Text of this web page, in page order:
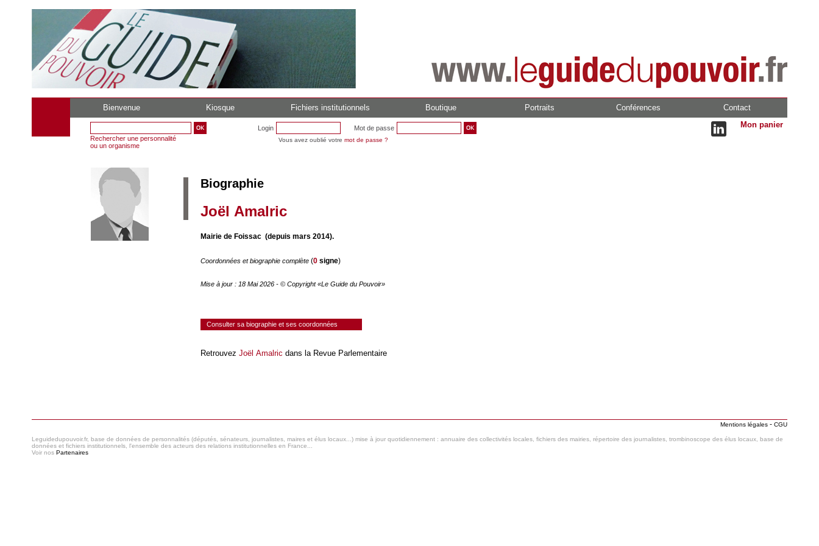
Bienvenue Kiosque Fichiers institutionnels Boutique Portraits Conférences Contact
Rechercher une personnalité
ou un organisme
Login Mot de passe
Vous avez oublié votre mot de passe ?
Mon panier
Biographie
Joël Amalric
Mairie de Foissac (depuis mars 2014).
Coordonnées et biographie complète (0 signe)
Mise à jour : 18 Mai 2026 - © Copyright «Le Guide du Pouvoir»
Consulter sa biographie et ses coordonnées
Retrouvez Joël Amalric dans la Revue Parlementaire
Mentions légales - CGU
Leguidedupouvoir.fr, base de données de personnalités (députés, sénateurs, journalistes, maires et élus locaux...) mise à jour quotidiennement : annuaire des collectivités locales, fichiers des mairies, répertoire des journalistes, trombinoscope des élus locaux, base de
données et fichiers institutionnels, l'ensemble des acteurs des relations institutionnelles en France...
Voir nos Partenaires